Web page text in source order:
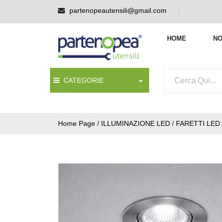
partenopeautensili@gmail.com
HOME
CATEGORIE
Home Page / ILLUMINAZIONE LED / FARETTI